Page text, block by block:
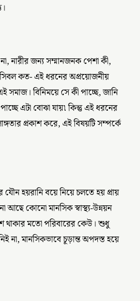
নারীর জন্য সম্মানজনক পেশা কী,
কত- এই ধরনের অপ্রয়োজনীয়
সমাজ। বিনিময়ে সে কী পাচ্ছে, জানি
এটা বোঝা যায়৷ কিন্তু এই ধরনের
প্রকাশ করে, এই বিষয়টি সম্পর্কে
হয়রানি বয়ে নিয়ে চলতে হয় প্রায়
আছে কোনো মানসিক স্বাস্থ্য-উন্নয়ন
থাকার মতো পরিবারের কেউ। শুধু
না, মানসিকভাবে চূড়ান্ত অপদস্ত হয়ে